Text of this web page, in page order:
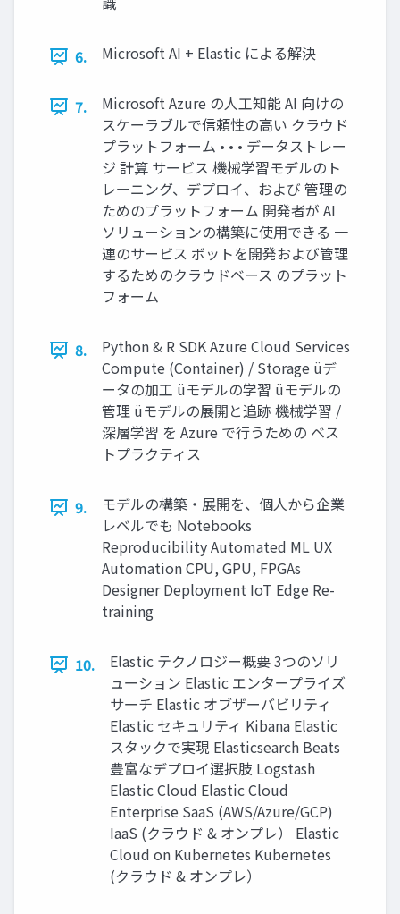
6. Microsoft AI + Elastic による解決
7.
Microsoft Azure の⼈⼯知能 AI 向けの
スケーラブルで信頼性の⾼い クラウド
プラットフォーム • • • データストレー
ジ 計算 サービス 機械学習モデルのト
レーニング、デプロイ、および 管理の
ためのプラットフォーム 開発者が AI
ソリューションの構築に使⽤できる ⼀
連のサービス ボットを開発および管理
するためのクラウドベース のプラット
フォーム
8.
Python & R SDK Azure Cloud Services
Compute (Container) / Storage üデ
ータの加⼯ üモデルの学習 üモデルの
管理 üモデルの展開と追跡 機械学習 /
深層学習 を Azure で⾏うための ベス
トプラクティス
9.
モデルの構築・展開を、個⼈から企業
レベルでも Notebooks
Reproducibility Automated ML UX
Automation CPU, GPU, FPGAs
Designer Deployment IoT Edge Re-
training
10.
Elastic テクノロジー概要 3つのソリ
ューション Elastic エンタープライズ
サーチ Elastic オブザーバビリティ
Elastic セキュリティ Kibana Elastic
スタックで実現 Elasticsearch Beats
豊富なデプロイ選択肢 Logstash
Elastic Cloud Elastic Cloud
Enterprise SaaS (AWS/Azure/GCP)
IaaS (クラウド & オンプレ） Elastic
Cloud on Kubernetes Kubernetes
(クラウド & オンプレ）